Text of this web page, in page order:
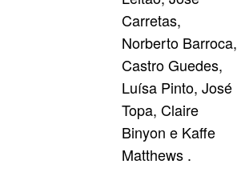
Carretas,
Norberto Barroca,
Castro Guedes,
Luísa Pinto, José
Topa, Claire
Binyon e Kaffe
Matthews .